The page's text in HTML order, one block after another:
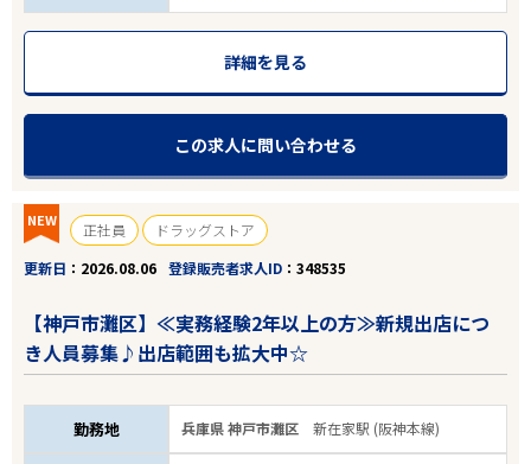
詳細を見る
この求人に問い合わせる
NEW 正社員
ドラッグストア
更新日
2026.08.06 登録販売者求人ID 348535
【神戸市灘区】≪実務経験2年以上の方≫新規出店につ
き人員募集♪出店範囲も拡大中☆
勤務地 兵庫県 神戸市灘区新在家駅 (阪神本線)